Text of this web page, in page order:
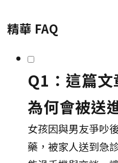
精華 FAQ
Q1：這篇
為何會被送
女孩因與男友爭吵
藥，被家人送到急